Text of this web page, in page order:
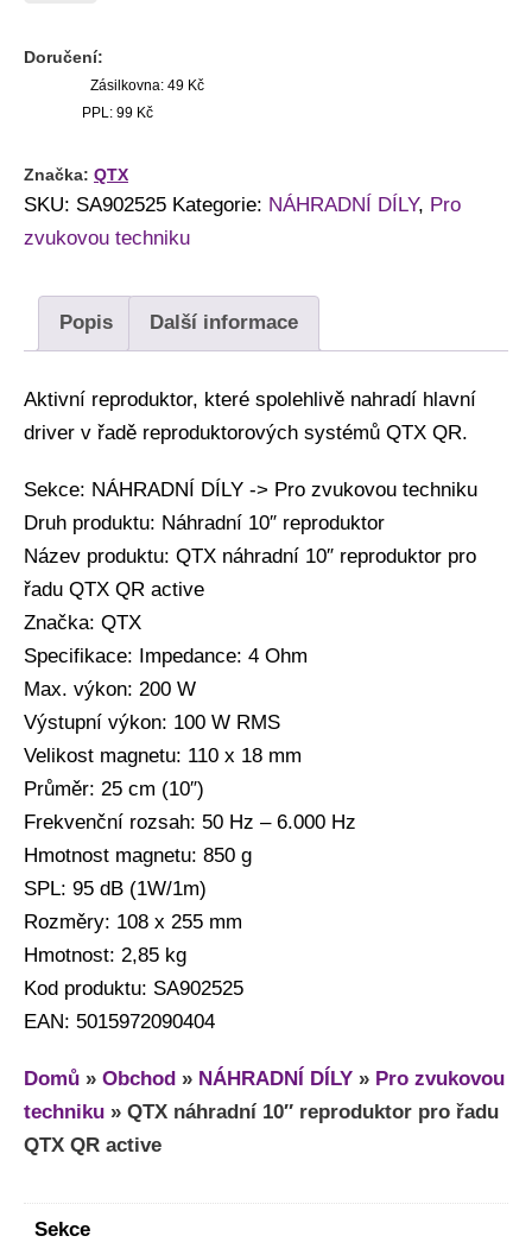
Doručení:
Zásilkovna: 49 Kč
PPL: 99 Kč
Značka: QTX
SKU: SA902525 Kategorie: NÁHRADNÍ DÍLY, Pro
zvukovou techniku
Popis Další informace
Aktivní reproduktor, které spolehlivě nahradí hlavní
driver v řadě reproduktorových systémů QTX QR.
Sekce: NÁHRADNÍ DÍLY -> Pro zvukovou techniku
Druh produktu: Náhradní 10″ reproduktor
Název produktu: QTX náhradní 10″ reproduktor pro
řadu QTX QR active
Značka: QTX
Specifikace: Impedance: 4 Ohm
Max. výkon: 200 W
Výstupní výkon: 100 W RMS
Velikost magnetu: 110 x 18 mm
Průměr: 25 cm (10″)
Frekvenční rozsah: 50 Hz – 6.000 Hz
Hmotnost magnetu: 850 g
SPL: 95 dB (1W/1m)
Rozměry: 108 x 255 mm
Hmotnost: 2,85 kg
Kod produktu: SA902525
EAN: 5015972090404
Domů » Obchod » NÁHRADNÍ DÍLY » Pro zvukovou
techniku » QTX náhradní 10″ reproduktor pro řadu
QTX QR active
Sekce